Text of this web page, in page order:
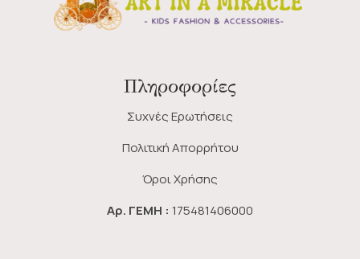
Πληροφορίες
Συχνές Ερωτήσεις
Πολιτική Απορρήτου
Όροι Χρήσης
Αρ. ΓΕΜΗ : 175481406000